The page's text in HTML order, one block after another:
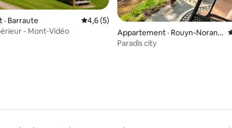
5, 246 commentaires
Barraute Note moyenne de 4,6 sur 5, 5
4,6 (5)
- Mont-Vidéo
Appartement · Rouyn-Norand
a
Paradis city